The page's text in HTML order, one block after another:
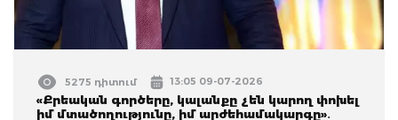
5275 դիտում 13:05 09-07-2026
«Քրեական գործերը, կալանքը չեն կարող փոխել
իմ մտածողությունը, իմ արժեհամակարգը»․